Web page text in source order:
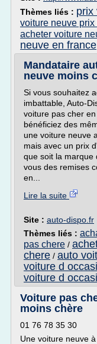
Thèmes liés : prix
voiture neuve prix
acheter voiture
neuve en france
Mandataire
neuve moins
Si vous souhaitez
imbattable, Auto-
voiture pas cher
bénéficiez des
une voiture neuve
mais avec un prix
que soit la marque
vous des remises
en...
Lire la suite
Site : auto-dispo.fr
Thèmes liés :
pas chere /
chere / auto
voiture d
voiture d
Voiture pas
moins chère
01 76 78 35 30
Une voiture neuve